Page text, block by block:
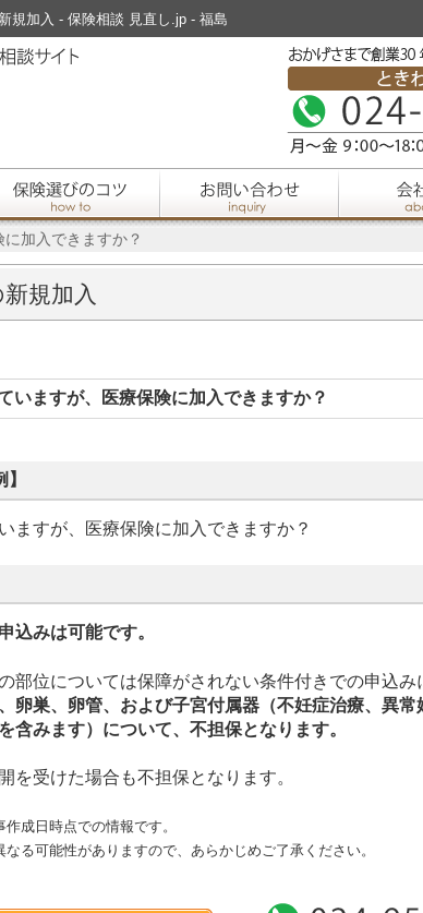
規加入 - 保険相談 見直し.jp - 福島
加入できますか？
規加入
いますが、医療保険に加入できますか？
ますが、医療保険に加入できますか？
込みは可能です。
部位については保障がされない条件付きでの申込み
卵巣、卵管、および子宮付属器（不妊症治療、異常
含みます）について、不担保となります。
を受けた場合も不担保となります。
成日時点での情報です。
る可能性がありますので、あらかじめご了承ください。